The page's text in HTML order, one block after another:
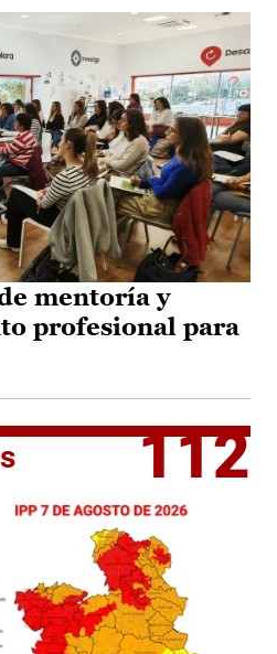
mentoría y
profesional para
112